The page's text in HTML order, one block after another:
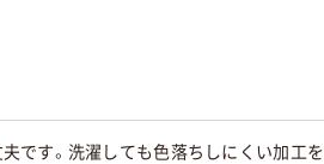
です。洗濯しても色落ちしにくい加工を